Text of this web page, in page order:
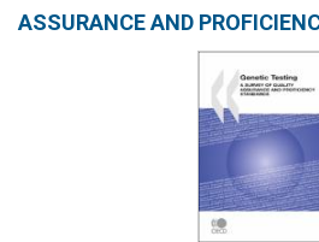
ASSURANCE AND